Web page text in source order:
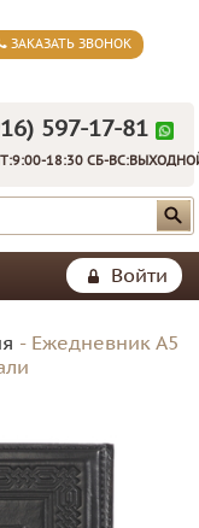
ЗАКАЗАТЬ ЗВОНОК
597-17-81
18:30 СБ-
Войти
- Ежедневник А5